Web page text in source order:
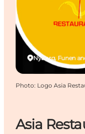
Planifiez
Asia
Nyborg, Funen
Photo: Logo Asia